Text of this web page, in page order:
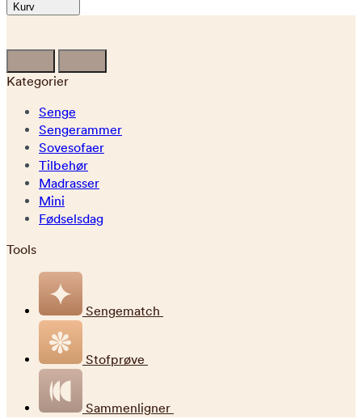
Kurv
Kategorier
Senge
Sengerammer
Sovesofaer
Tilbehør
Madrasser
Mini
Fødselsdag
Tools
Sengematch
Stofprøve
Sammenligner